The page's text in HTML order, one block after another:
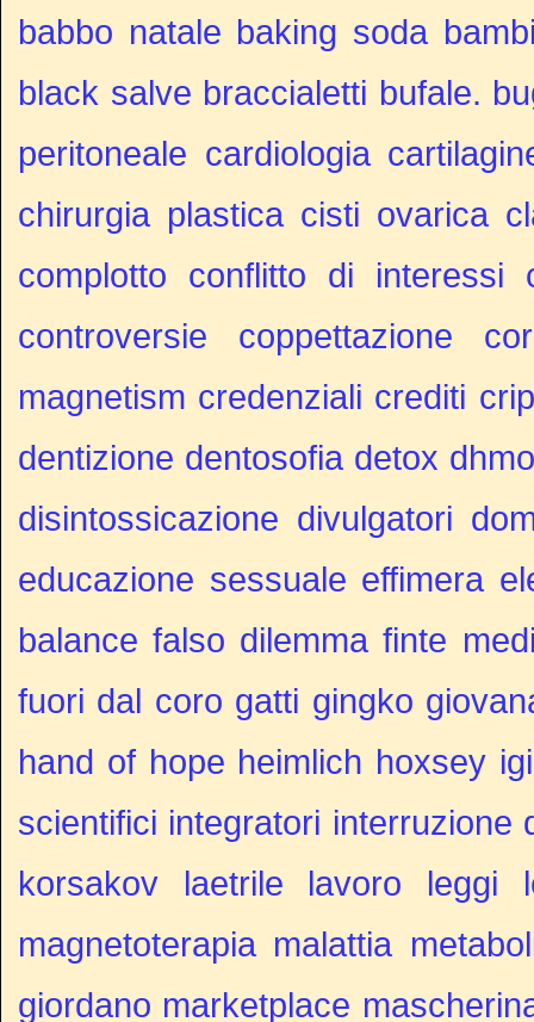
babbo natale baking soda
black salve braccialetti bufale.
peritoneale cardiologia
chirurgia plastica cisti ovarica
complotto
conflitto di interessi
controversie
coppettazione
magnetism credenziali crediti
dentizione dentosofia detox
disintossicazione divulgatori
educazione sessuale effimera
balance falso dilemma finte
fuori dal coro gatti gingko
hand of hope heimlich hoxsey
scientifici integratori interruzione
korsakov
laetrile lavoro leggi
magnetoterapia malattia
giordano marketplace